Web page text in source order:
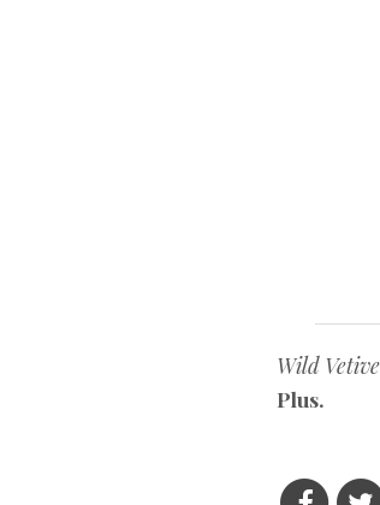
Wild
Plus.